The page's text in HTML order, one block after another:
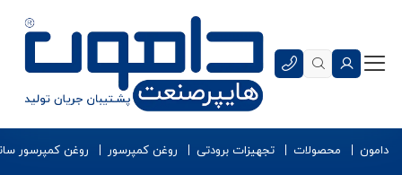
دامون محصولات تجهیزات برودتی روغن کمپرسور روغن کمپرسور